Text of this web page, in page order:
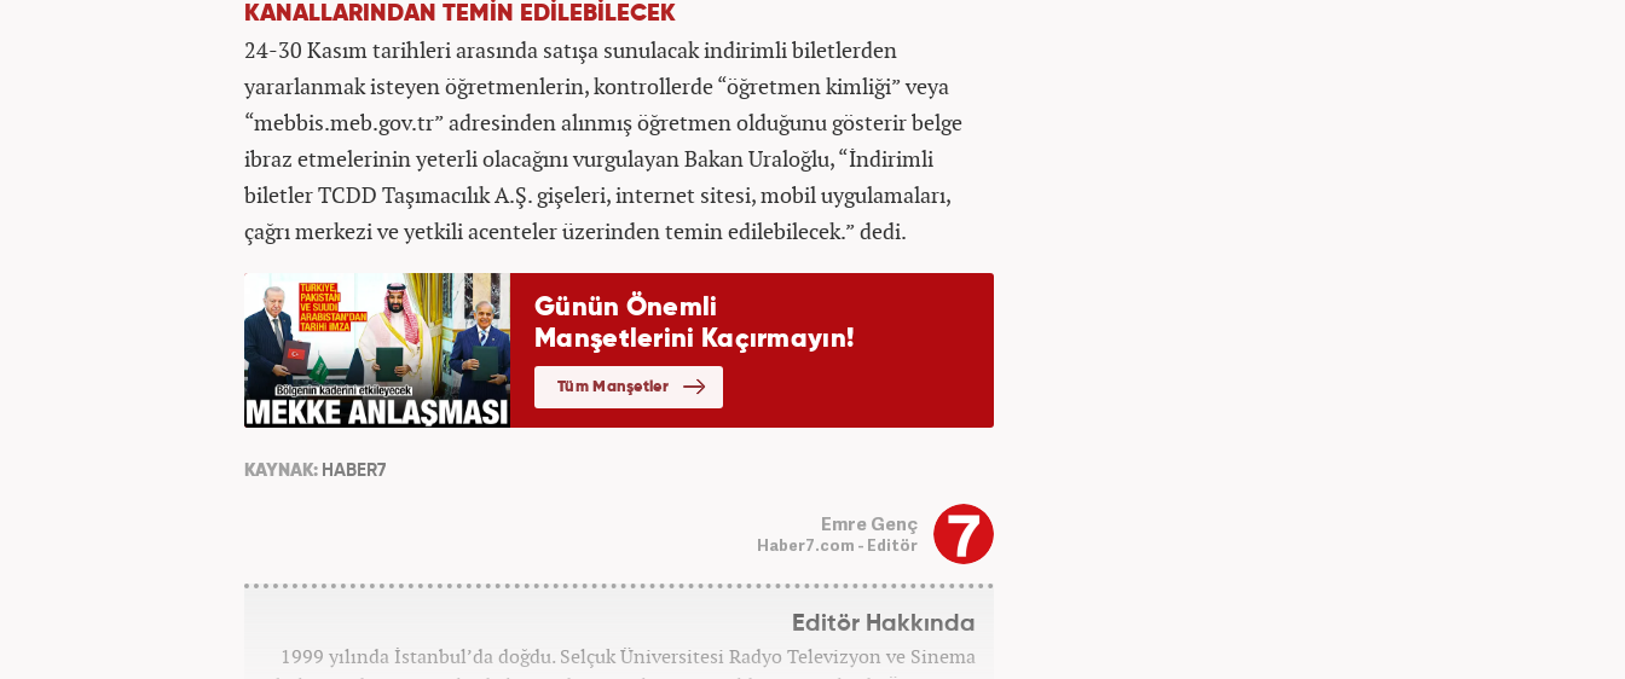
KANALLARINDAN TEMİN EDİLEBİLECEK
24-30 Kasım tarihleri arasında satışa sunulacak indirimli biletlerden
yararlanmak isteyen öğretmenlerin, kontrollerde “öğretmen kimliği” veya
“mebbis.meb.gov.tr” adresinden alınmış öğretmen olduğunu gösterir belge
ibraz etmelerinin yeterli olacağını vurgulayan Bakan Uraloğlu, “İndirimli
biletler TCDD Taşımacılık A.Ş. gişeleri, internet sitesi, mobil uygulamaları,
çağrı merkezi ve yetkili acenteler üzerinden temin edilebilecek.” dedi.
KAYNAK: HABER7
Emre Genç
Haber7.com - Editör
Editör Hakkında
1999 yılında İstanbul’da doğdu. Selçuk Üniversitesi Radyo Televizyon ve Sinema